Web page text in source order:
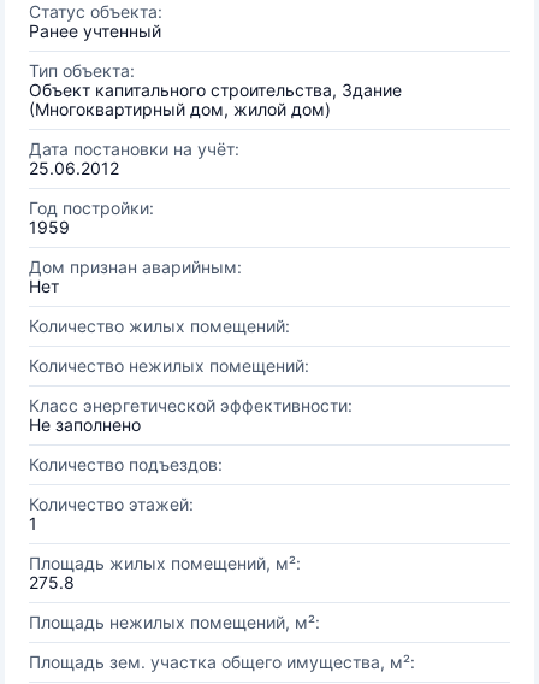
Статус объекта:
Ранее учтенный
Тип объекта:
Объект капитального строительства, Здание
(Многоквартирный дом, жилой дом)
Дата постановки на учёт:
25.06.2012
Год постройки:
1959
Дом признан аварийным:
Нет
Количество жилых помещений:
Количество нежилых помещений:
Класс энергетической эффективности:
Не заполнено
Количество подъездов:
Количество этажей:
1
Площадь жилых помещений, м²:
275.8
Площадь нежилых помещений, м²:
Площадь зем. участка общего имущества, м²: